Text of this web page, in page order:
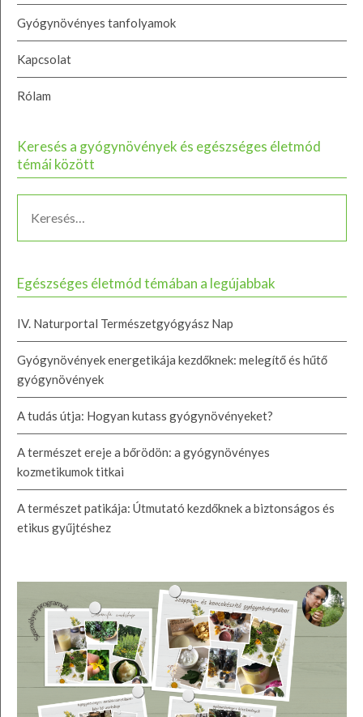
Gyógynövényes tanfolyamok
Kapcsolat
Rólam
Keresés a gyógynövények és egészséges életmód
témái között
Egészséges életmód témában a legújabbak
IV. Naturportal Természetgyógyász Nap
Gyógynövények energetikája kezdőknek: melegítő és hűtő
gyógynövények
A tudás útja: Hogyan kutass gyógynövényeket?
A természet ereje a bőrödön: a gyógynövényes
kozmetikumok titkai
A természet patikája: Útmutató kezdőknek a biztonságos és
etikus gyűjtéshez